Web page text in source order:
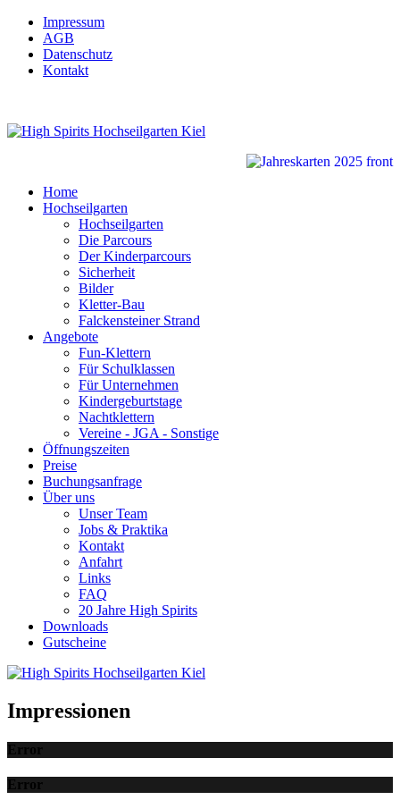
Impressum
AGB
Datenschutz
Kontakt
Home
Hochseilgarten
Hochseilgarten
Die Parcours
Der Kinderparcours
Sicherheit
Bilder
Kletter-Bau
Falckensteiner Strand
Angebote
Fun-Klettern
Für Schulklassen
Für Unternehmen
Kindergeburtstage
Nachtklettern
Vereine - JGA - Sonstige
Öffnungszeiten
Preise
Buchungsanfrage
Über uns
Unser Team
Jobs & Praktika
Kontakt
Anfahrt
Links
FAQ
20 Jahre High Spirits
Downloads
Gutscheine
Impressionen
Error
Error